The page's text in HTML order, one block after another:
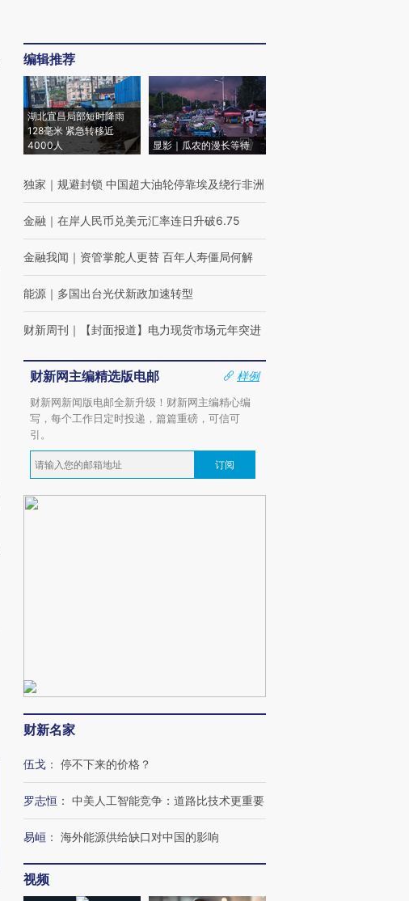
编辑推荐
湖北宜昌局部短时降雨
128毫米 紧急转移近
4000人
显影｜瓜农的漫长等待
独家 ｜ 规避封锁 中国超大油轮停靠埃及绕行非洲
金融 ｜ 在岸人民币兑美元汇率连日升破6.75
金融我闻 ｜ 资管掌舵人更替 百年人寿僵局何解
能源 ｜ 多国出台光伏新政加速转型
财新周刊 ｜ 【封面报道】电力现货市场元年突进
财新网主编精选版电邮
样例
财新网新闻版电邮全新升级！财新网主编精心编
写，每个工作日定时投递，篇篇重磅，可信可
引。
订阅
财新名家
伍戈 ： 停不下来的价格？
罗志恒 ： 中美人工智能竞争：道路比技术更重要
易峘 ： 海外能源供给缺口对中国的影响
视频